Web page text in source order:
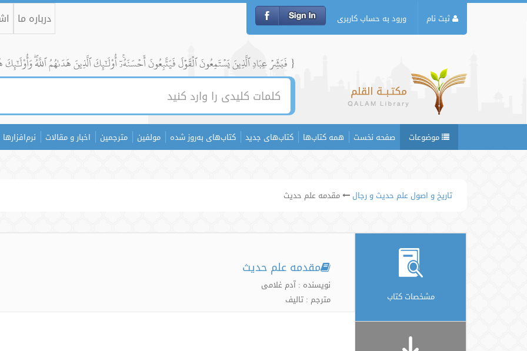
ثبت نام ورود به حساب کاربری درباره ما
{ فَبَشِّرۡ عِبَادِ ٱلَّذِينَ يَسۡتَمِعُونَ ٱلۡقَوۡلَ فَيَتَّبِعُونَ أَحۡسَنَهُۥٓۚ أُوْلَٰٓئِكَ ٱلَّذِينَ هَدَىٰهُمُ ٱللَّهُۖ
موضوعات صفحه نخست همه کتاب‌ها کتاب‌های جدید کتاب‌های به‌روز شده مولفین مترجمین اخبار و مقالات نرم‌افزارها
تاریخ و اصول علم حدیث و رجال مقدمه علم حدیث
مشخصات کتاب
مقدمه علم حدیث
نویسنده : آدم غلامی
مترجم : تالیف